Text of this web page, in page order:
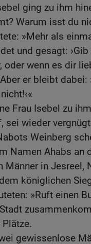
ging zu ihm
Warum isst du
»Mehr als
und gesagt:
oder wenn es dir
er bleibt dabei:
Frau Isebel zu
sei wieder
Weinberg
Namen Ahabs an
Männer in Jesreel,
königlichen
»Ruft einen
gewissenlose